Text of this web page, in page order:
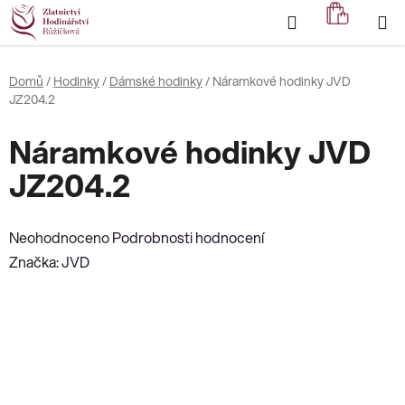
Přejít
na
obsah
Hledat
KOŠÍK
Domů / Hodinky/ Dámské hodinky/ Náramkové hodinky JVD
JZ204.2
Náramkové hodinky JVD
JZ204.2
Průměrné
hodnocení
NeohodnocenoPodrobnosti hodnocení
Značka:JVD